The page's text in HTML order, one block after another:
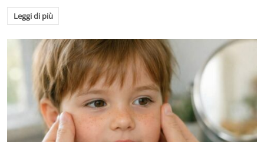
Leggi di più